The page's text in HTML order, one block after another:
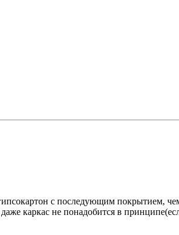
с последующим покрытием,
каркас не понадобится в